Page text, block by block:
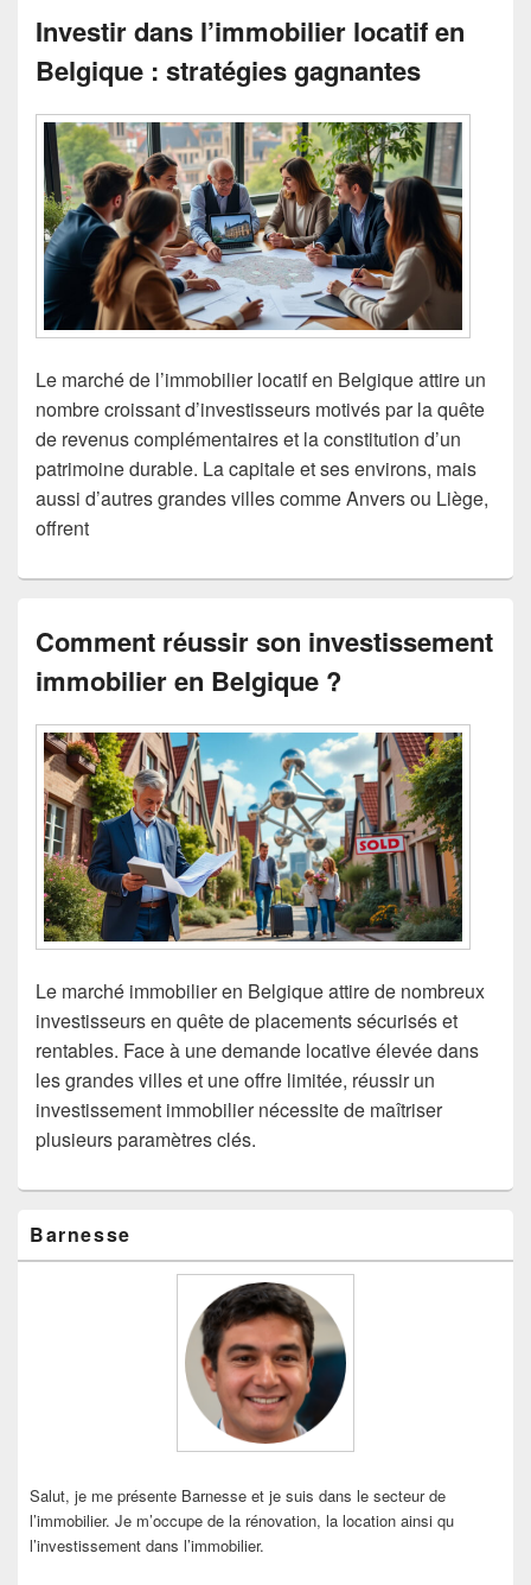
Investir dans l’immobilier locatif en
Belgique : stratégies gagnantes
Le marché de l’immobilier locatif en Belgique attire un
nombre croissant d’investisseurs motivés par la quête
de revenus complémentaires et la constitution d’un
patrimoine durable. La capitale et ses environs, mais
aussi d’autres grandes villes comme Anvers ou Liège,
offrent
Comment réussir son investissement
immobilier en Belgique ?
Le marché immobilier en Belgique attire de nombreux
investisseurs en quête de placements sécurisés et
rentables. Face à une demande locative élevée dans
les grandes villes et une offre limitée, réussir un
investissement immobilier nécessite de maîtriser
plusieurs paramètres clés.
principale
de
Barnesse
Salut, je me présente Barnesse et je suis dans le secteur de
l’immobilier. Je m’occupe de la rénovation, la location ainsi qu
l’investissement dans l’immobilier.